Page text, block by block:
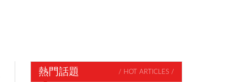
熱門話題 / HOT ARTICLES /